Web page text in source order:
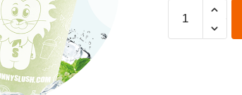
Sortenaufkleber
Mojito